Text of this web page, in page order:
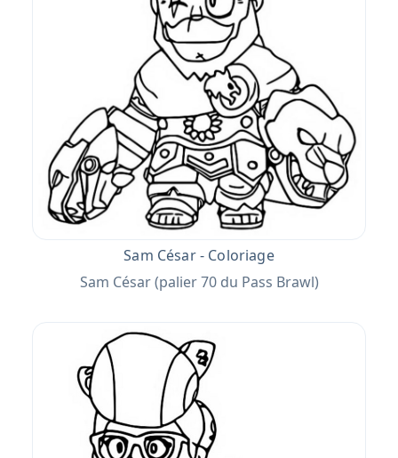
Sam César - Coloriage
Sam César (palier 70 du Pass Brawl)